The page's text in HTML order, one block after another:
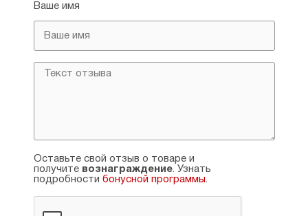
Ваше имя
Оставьте свой отзыв о товаре и
получите вознаграждение. Узнать
подробности бонусной программы.